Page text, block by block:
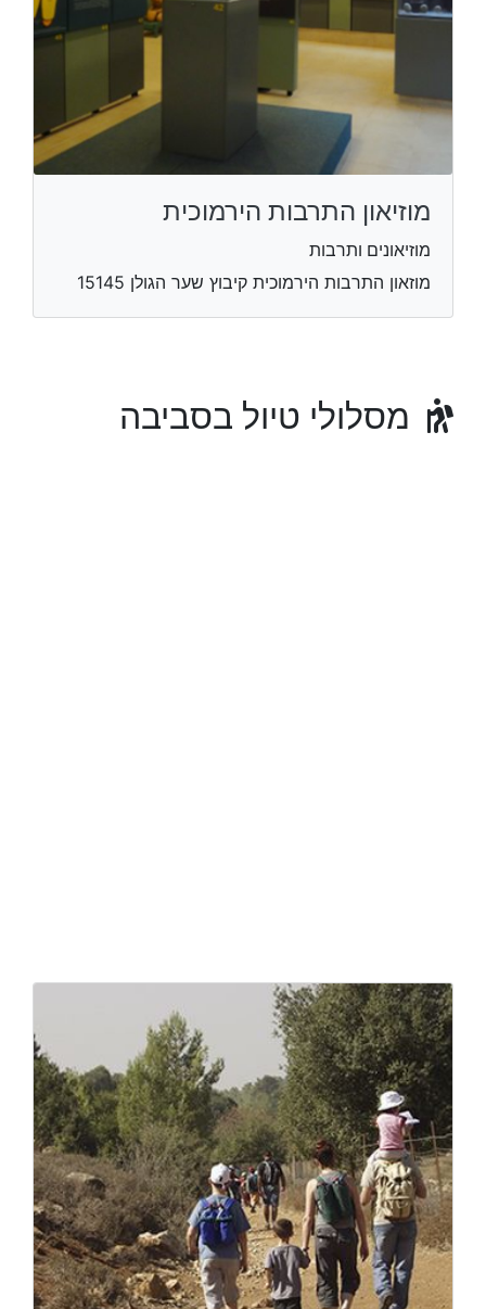
מוזיאון התרבות הירמוכית
מוזיאונים ותרבות
מוזאון התרבות הירמוכית קיבוץ שער הגולן 15145
מסלולי טיול בסביבה